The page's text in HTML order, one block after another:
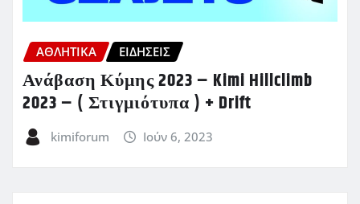
ΑΘΛΗΤΙΚΑ ΕΙΔΗΣΕΙΣ
Ανάβαση Κύμης 2023 – Kimi Hillclimb
2023 – ( Στιγμιότυπα ) + Drift
kimiforum Ιούν 6, 2023